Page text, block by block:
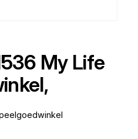
My Life